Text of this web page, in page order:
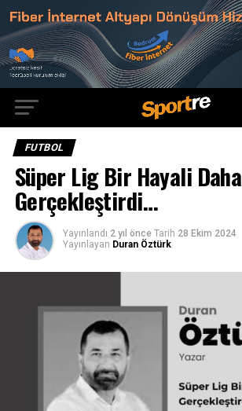
FUTBOL
Süper Lig Bir Hayali Daha
Gerçekleştirdi…
Yayınlandı 2 yıl önce Tarih 28 Ekim 2024
Yayınlayan Duran Öztürk